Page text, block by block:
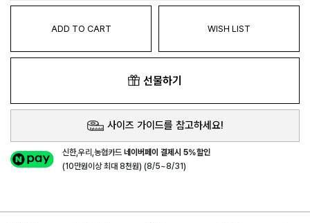
ADD TO CART WISH LIST
선물하기
사이즈 가이드를 참고하세요!
신한,우리,농협카드네이버페이 결제시 5%할인
(10만원이상 최대 8천원) (8/5~8/31)